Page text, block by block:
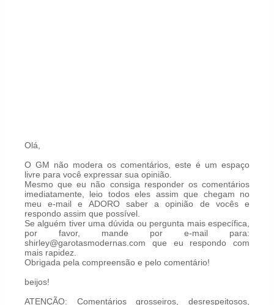
Olá,
O GM não modera os comentários, este é um espaço
livre para você expressar sua opinião.
Mesmo que eu não consiga responder os comentários
imediatamente, leio todos eles assim que chegam no
meu e-mail e ADORO saber a opinião de vocês e
respondo assim que possível.
Se alguém tiver uma dúvida ou pergunta mais específica,
por favor, mande por e-mail para:
shirley@garotasmodernas.com que eu respondo com
mais rapidez.
Obrigada pela compreensão e pelo comentário!
beijos!
ATENÇÃO: Comentários grosseiros, desrespeitosos,